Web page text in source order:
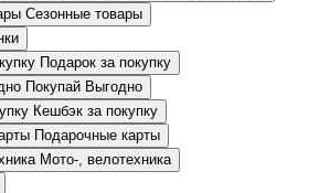
Сезонные товары
Подарок за покупку
Покупай Выгодно
Кешбэк за покупку
Подарочные карты
Мото-, велотехника